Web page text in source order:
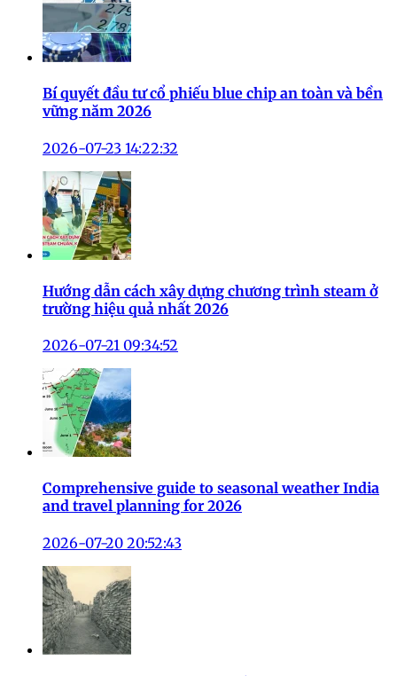
Bí quyết đầu tư cổ phiếu blue chip an toàn và bền
vững năm 2026
2026-07-23 14:22:32
Hướng dẫn cách xây dựng chương trình steam ở
trường hiệu quả nhất 2026
2026-07-21 09:34:52
Comprehensive guide to seasonal weather India
and travel planning for 2026
2026-07-20 20:52:43